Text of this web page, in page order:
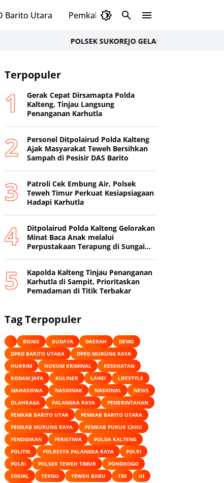
Barito Utara Pemkab Murung Raya
POLSEK SUKOREJO GELAR CIPTA KONDISI
Terpopuler
Gerak Cepat Dirsamapta Polda
Kalteng, Tinjau Langsung
Penanganan Karhutla
Personel Ditpolairud Polda Kalteng
Ajak Masyarakat Teweh Bersihkan
Sampah di Pesisir DAS Barito
Patroli Cek Embung Air, Polsek
Teweh Timur Perkuat Kesiapsiagaan
Hadapi Karhutla
Ditpolairud Polda Kalteng Gelorakan
Minat Baca Anak melalui
Perpustakaan Terapung di Sungai
Kapolda Kalteng Tinjau Penanganan
Karhutla di Sampit, Prioritaskan
Pemadaman di Titik Terbakar
Tag Terpopuler
BISNIS BUDAYA DAERAH
DEMO
DPRD BARITO UTARA
DPRD MURUNG RAYA
HUKRIM
HUKUM KRIMINAL
KESEHATAN
KODAM JAYA
KULINER LAHEI
LIFESTYLE
MAHASISWA
NASIONAK NASIONAL
NEWS
OLAHRAGA
PALANGKA RAYA
PEMERINTAHAN
PEMKAB BARITO UTAR
PEMKAB BARITO UTARA
PEMKAB MURUNG RAYA
PEMKAB PURUK CAHU
PENDIDIKAN
PERISTIWA
POLDA KALTENG
POLITIK
POLRESTA PALANGKA RAYA
POLRI
POLRI
POLSEK TEWEH TIMUR
PONOROGO
SOSIAL
TEKNO TEWEH BARU TNI
UI